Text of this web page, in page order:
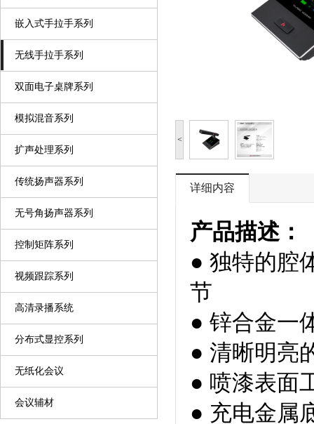
嵌入式手拉手系列
无线手拉手系列
双面电子桌牌系列
模拟混音系列
扩声处理系列
传统扬声器系列
无号角扬声器系列
控制矩阵系列
视频跟踪系列
高清录播系统
分布式显控系列
无纸化会议
会议辅材
<
详细内容
产品描述：
● 独特的腔
节
● 锌合金一
● 清晰明亮
● 喷漆表面
● 充电金属